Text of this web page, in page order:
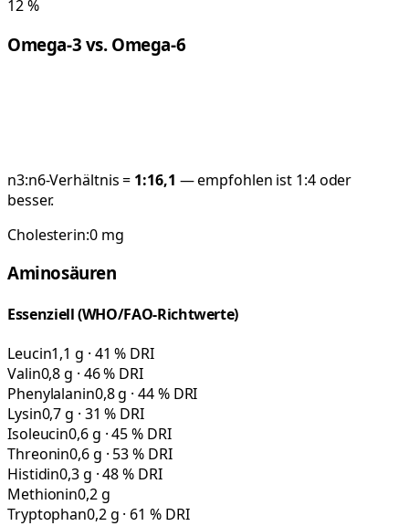
12%
Omega-3 vs. Omega-6
n3:n6-Verhältnis = 1:16,1 — empfohlen ist 1:4 oder
besser.
Cholesterin:0mg
Aminosäuren
Essenziell (WHO/FAO-Richtwerte)
Leucin1,1 g · 41 % DRI
Valin0,8 g · 46 % DRI
Phenylalanin0,8 g · 44 % DRI
Lysin0,7 g · 31 % DRI
Isoleucin0,6 g · 45 % DRI
Threonin0,6 g · 53 % DRI
Histidin0,3 g · 48 % DRI
Methionin0,2 g
Tryptophan0,2 g · 61 % DRI